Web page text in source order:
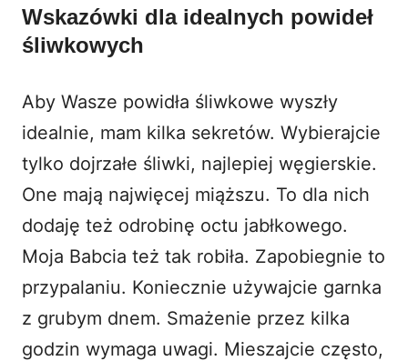
Wskazówki dla idealnych powideł
śliwkowych
Aby Wasze powidła śliwkowe wyszły
idealnie, mam kilka sekretów. Wybierajcie
tylko dojrzałe śliwki, najlepiej węgierskie.
One mają najwięcej miąższu. To dla nich
dodaję też odrobinę octu jabłkowego.
Moja Babcia też tak robiła. Zapobiegnie to
przypalaniu. Koniecznie używajcie garnka
z grubym dnem. Smażenie przez kilka
godzin wymaga uwagi. Mieszajcie często,